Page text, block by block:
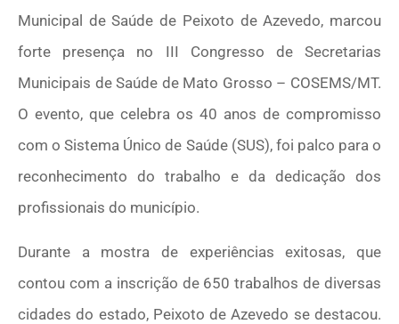
Municipal de Saúde de Peixoto de Azevedo, marcou
forte presença no III Congresso de Secretarias
Municipais de Saúde de Mato Grosso – COSEMS/MT.
O evento, que celebra os 40 anos de compromisso
com o Sistema Único de Saúde (SUS), foi palco para o
reconhecimento do trabalho e da dedicação dos
profissionais do município.
Durante a mostra de experiências exitosas, que
contou com a inscrição de 650 trabalhos de diversas
cidades do estado, Peixoto de Azevedo se destacou.